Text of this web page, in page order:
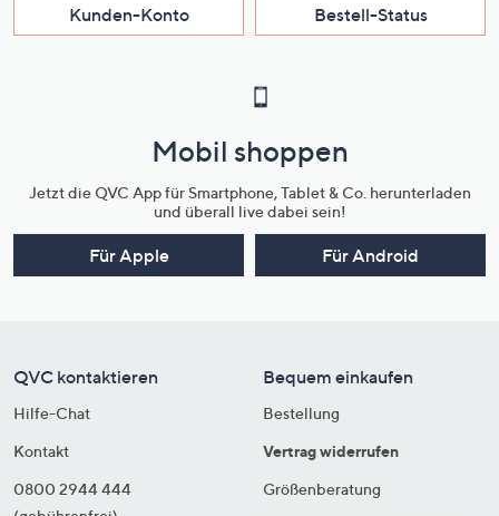
Kunden-Konto Bestell-Status
Mobil shoppen
Jetzt die QVC App für Smartphone, Tablet & Co. herunterladen
und überall live dabei sein!
Für Apple Für Android
QVC kontaktieren
Hilfe-Chat
Kontakt
0800 2944 444
Bequem einkaufen
Bestellung
Vertrag widerrufen
Größenberatung